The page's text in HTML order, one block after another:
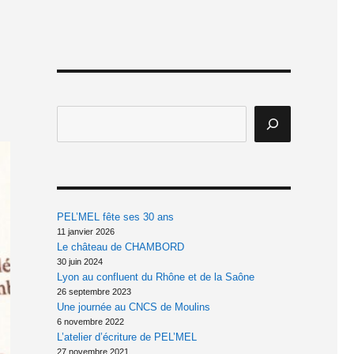
PEL’MEL fête ses 30 ans
11 janvier 2026
Le château de CHAMBORD
30 juin 2024
Lyon au confluent du Rhône et de la Saône
26 septembre 2023
Une journée au CNCS de Moulins
6 novembre 2022
L’atelier d’écriture de PEL’MEL
27 novembre 2021